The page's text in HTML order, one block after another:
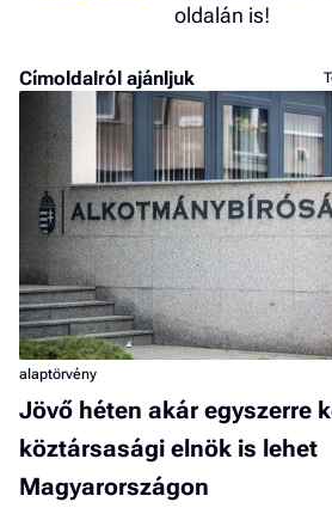
oldalán is!
Címoldalról ajánljuk
alaptörvény
Jövő héten akár egyszerre
köztársasági elnök is lehet
Magyarországon